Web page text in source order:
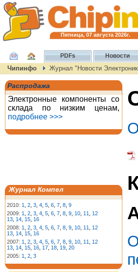
Пятница, 07 августа 2026г.
PDFs Новости
Чипинфо Журнал "Новости
Распродажа
Электронные компоненты со
склада по низким ценам,
подробнее >>>
Журнал Компел
2010: 1 2 3 4 5 6 7 8 9
2009: 1 2 3 4 5 6 7 8 9 10 11
12
13 14 15 16
2008: 1 2 3 4 5 6 7 8 9 10 11
12
13 14 15 16
2007: 1 2 3 4 5 6 7 8 9 10 11
12
13 14 15 16 17 18 19 20
2005: 1 2 3